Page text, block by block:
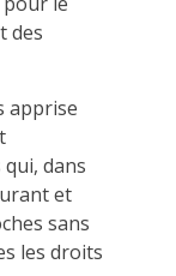
des
apprise
dans
et
sans
les droits